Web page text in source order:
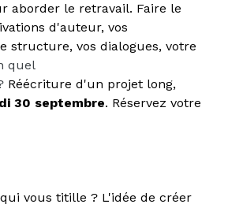
aborder le retravail. Faire le
d'auteur, vos
structure, vos dialogues, votre
quel
Réécriture d'un projet long,
30 septembre. Réservez votre
qui vous titille ? L'idée de créer